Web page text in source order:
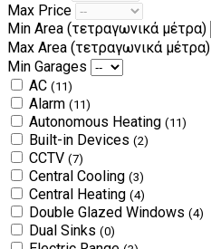
Max Price
Min Area (τετραγωνικά μέτρα)
Max Area (τετραγωνικά μέτρα)
Min Garages
AC (11)
Alarm (11)
Autonomous Heating (11)
Built-in Devices (2)
CCTV (7)
Central Cooling (3)
Central Heating (4)
Double Glazed Windows (4)
Dual Sinks (0)